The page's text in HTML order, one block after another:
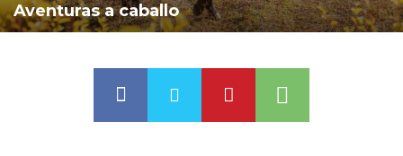
Aventuras a caballo